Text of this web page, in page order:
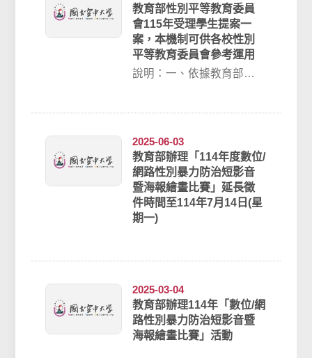
教育部性別平等教育委員
會115年受理學生提案一
案，本機制可供各校性別
平等教育委員會參考運用
說明：一、依據教育部第
2025-06-03
教育部辦理「114年度數位/
網路性別暴力防治短影音
暨海報繪畫比賽」延長徵
件時間至114年7月14日(星
期一)
2025-03-04
教育部辦理114年「數位/網
路性別暴力防治短影音暨
海報繪畫比賽」活動